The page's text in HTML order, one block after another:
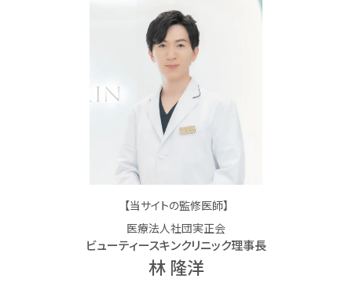
【当サイトの監修医師】
医療法人社団実正会
ビューティースキンクリニック理事長
林 隆洋